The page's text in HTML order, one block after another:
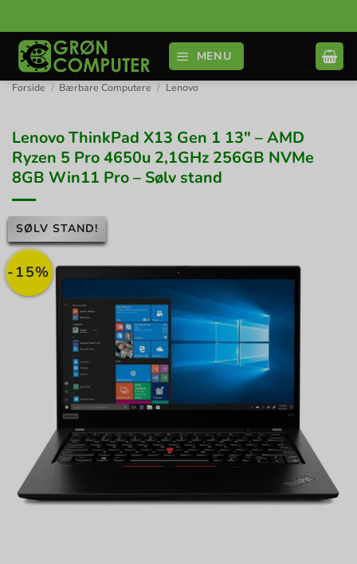
til
indhold
MENU
Forside / Bærbare Computere / Lenovo
Lenovo ThinkPad X13 Gen 1 13″ – AMD
Ryzen 5 Pro 4650u 2,1GHz 256GB NVMe
8GB Win11 Pro – Sølv stand
-15%
SØLV STAND!